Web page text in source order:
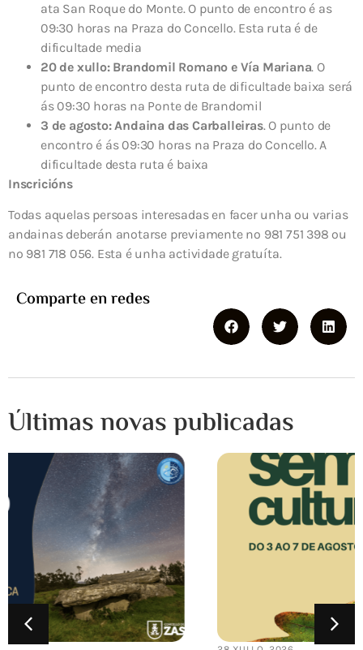
ata San Roque do Monte. O punto de encontro é as
09:30 horas na Praza do Concello. Esta ruta é de
dificultade media
20 de xullo: Brandomil Romano e Vía Mariana. O
punto de encontro desta ruta de dificultade baixa será
ás 09:30 horas na Ponte de Brandomil
3 de agosto: Andaina das Carballeiras. O punto de
encontro é ás 09:30 horas na Praza do Concello. A
dificultade desta ruta é baixa
Inscricións
Todas aquelas persoas interesadas en facer unha ou varias
andainas deberán anotarse previamente no 981 751 398 ou
no 981 718 056. Esta é unha actividade gratuíta.
Comparte en redes
Últimas novas publicadas